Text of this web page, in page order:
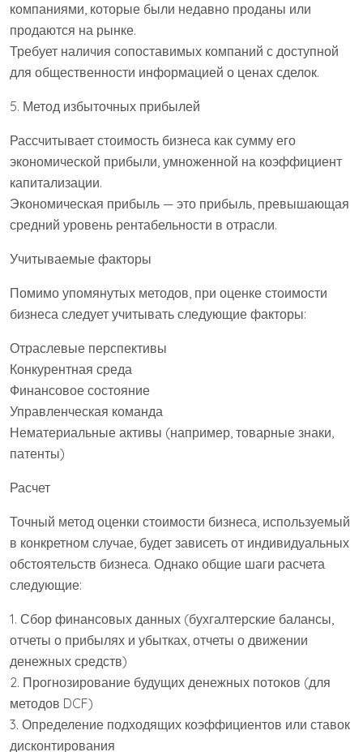
компаниями, которые были недавно проданы или
продаются на рынке.
Требует наличия сопоставимых компаний с доступной
для общественности информацией о ценах сделок.
5. Метод избыточных прибылей
Рассчитывает стоимость бизнеса как сумму его
экономической прибыли, умноженной на коэффициент
капитализации.
Экономическая прибыль — это прибыль, превышающая
средний уровень рентабельности в отрасли.
Учитываемые факторы
Помимо упомянутых методов, при оценке стоимости
бизнеса следует учитывать следующие факторы:
Отраслевые перспективы
Конкурентная среда
Финансовое состояние
Управленческая команда
Нематериальные активы (например, товарные знаки,
патенты)
Расчет
Точный метод оценки стоимости бизнеса, используемый
в конкретном случае, будет зависеть от индивидуальных
обстоятельств бизнеса. Однако общие шаги расчета
следующие:
1. Сбор финансовых данных (бухгалтерские балансы,
отчеты о прибылях и убытках, отчеты о движении
денежных средств)
2. Прогнозирование будущих денежных потоков (для
методов DCF)
3. Определение подходящих коэффициентов или ставок
дисконтирования